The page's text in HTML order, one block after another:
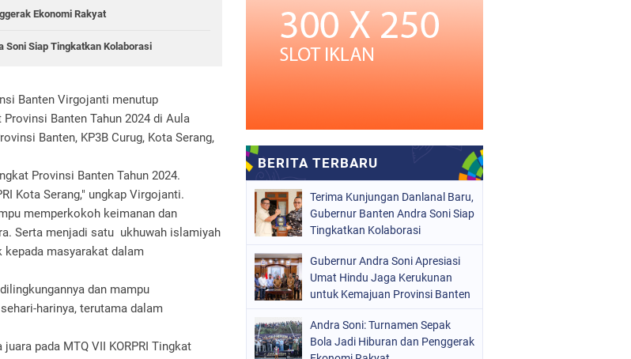
Ekonomi Rakyat
Soni Siap Tingkatkan Kolaborasi
Banten Virgojanti menutup
Banten Tahun 2024 di Aula
Banten, KP3B Curug, Kota Serang,
Provinsi Banten Tahun 2024.
Kota Serang," ungkap Virgojanti.
memperkokoh keimanan dan
Serta menjadi satu ukhuwah islamiyah
masyarakat dalam
dan mampu
harinya, terutama dalam
pada MTQ VII KORPRI Tingkat
Terima Kunjungan Danlanal Baru,
Gubernur Banten Andra Soni Siap
Tingkatkan Kolaborasi
Gubernur Andra Soni Apresiasi
Umat Hindu Jaga Kerukunan
untuk Kemajuan Provinsi Banten
Andra Soni: Turnamen Sepak
Bola Jadi Hiburan dan Penggerak